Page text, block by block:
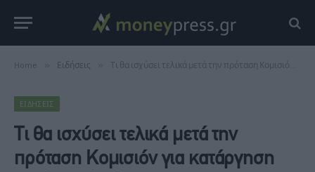
Home Ειδήσεις Τι θα ισχύσει τελικά μετά την πρόταση Κομισιόν για κατάργηση της θερινής ώρας
ΕΙΔΉΣΕΙΣ
Τι θα ισχύσει τελικά μετά την
πρόταση Κομισιόν για κατάργηση